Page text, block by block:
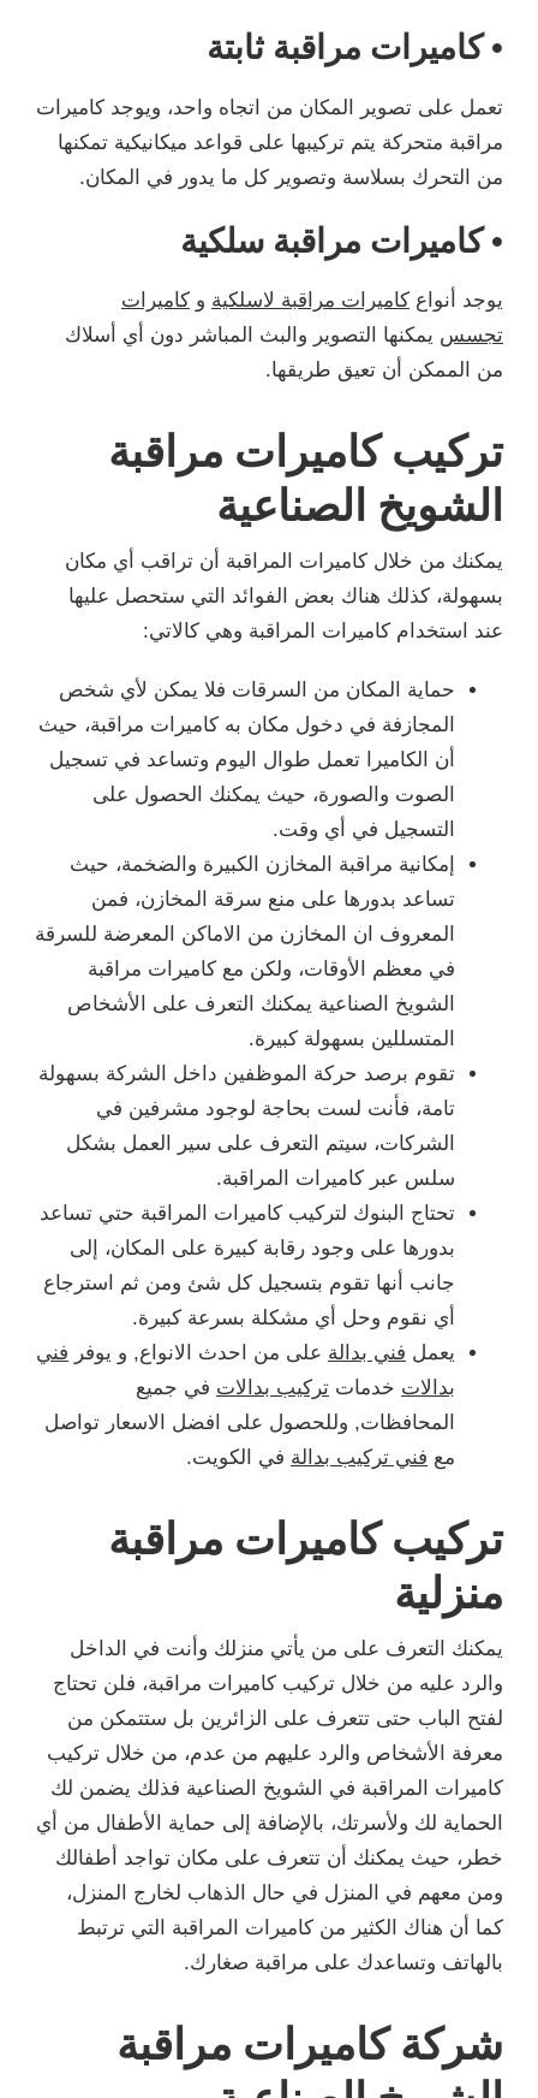
• كاميرات مراقبة ثابتة
تعمل على تصوير المكان من اتجاه واحد، ويوجد كاميرات
مراقبة متحركة يتم تركيبها على قواعد ميكانيكية تمكنها
من التحرك بسلاسة وتصوير كل ما يدور في المكان.
• كاميرات مراقبة سلكية
يوجد أنواع كاميرات مراقبة لاسلكية و كاميرات
تجسس يمكنها التصوير والبث المباشر دون أي أسلاك
من الممكن أن تعيق طريقها.
تركيب كاميرات مراقبة
الشويخ الصناعية
يمكنك من خلال كاميرات المراقبة أن تراقب أي مكان
بسهولة، كذلك هناك بعض الفوائد التي ستحصل عليها
عند استخدام كاميرات المراقبة وهي كالاتي:
حماية المكان من السرقات فلا يمكن لأي شخص
المجازفة في دخول مكان به كاميرات مراقبة، حيث
أن الكاميرا تعمل طوال اليوم وتساعد في تسجيل
الصوت والصورة، حيث يمكنك الحصول على
التسجيل في أي وقت.
إمكانية مراقبة المخازن الكبيرة والضخمة، حيث
تساعد بدورها على منع سرقة المخازن، فمن
المعروف ان المخازن من الاماكن المعرضة للسرقة
في معظم الأوقات، ولكن مع كاميرات مراقبة
الشويخ الصناعية يمكنك التعرف على الأشخاص
المتسللين بسهولة كبيرة.
تقوم برصد حركة الموظفين داخل الشركة بسهولة
تامة، فأنت لست بحاجة لوجود مشرفين في
الشركات، سيتم التعرف على سير العمل بشكل
سلس عبر كاميرات المراقبة.
تحتاج البنوك لتركيب كاميرات المراقبة حتي تساعد
بدورها على وجود رقابة كبيرة على المكان، إلى
جانب أنها تقوم بتسجيل كل شئ ومن ثم استرجاع
أي نقوم وحل أي مشكلة بسرعة كبيرة.
يعمل فني بدالة على من احدث الانواع, و يوفر فني
بدالات خدمات تركيب بدالات في جميع
المحافظات, وللحصول على افضل الاسعار تواصل
مع فني تركيب بدالة في الكويت.
تركيب كاميرات مراقبة
منزلية
يمكنك التعرف على من يأتي منزلك وأنت في الداخل
والرد عليه من خلال تركيب كاميرات مراقبة، فلن تحتاج
لفتح الباب حتى تتعرف على الزائرين بل ستتمكن من
معرفة الأشخاص والرد عليهم من عدم، من خلال تركيب
كاميرات المراقبة في الشويخ الصناعية فذلك يضمن لك
الحماية لك ولأسرتك، بالإضافة إلى حماية الأطفال من أي
خطر، حيث يمكنك أن تتعرف على مكان تواجد أطفالك
ومن معهم في المنزل في حال الذهاب لخارج المنزل،
كما أن هناك الكثير من كاميرات المراقبة التي ترتبط
بالهاتف وتساعدك على مراقبة صغارك.
شركة كاميرات مراقبة